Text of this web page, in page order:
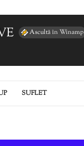
Ascultă în Winamp
SUFLET